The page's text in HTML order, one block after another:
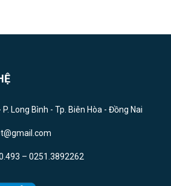
Long Bình - Tp. Biên Hòa - Đồng Nai
– 0251.3892262